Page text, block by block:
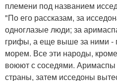
племени под названием
"По его рассказам, за
одноглазые люди; за
грифы, а еще выше за ними -
морем. Все эти народы,
воюют с соседями. Аримаспы
страны, затем исседоны